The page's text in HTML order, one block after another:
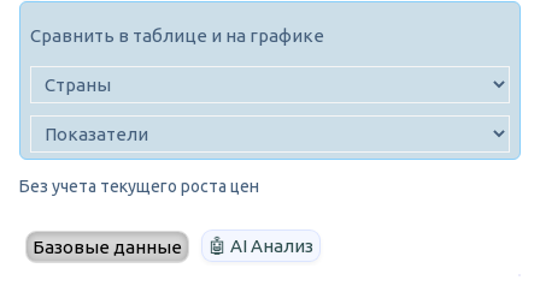
Сравнить в таблице и на графике
Без учета текущего роста цен
Базовые данные 🤖 AI Анализ